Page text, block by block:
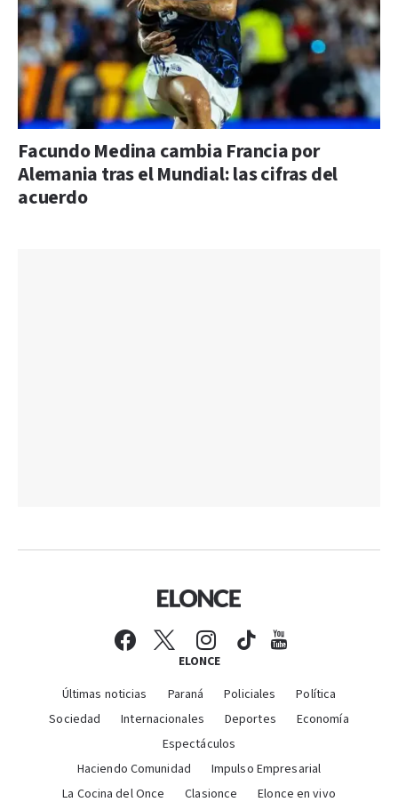
Facundo Medina cambia Francia por
Alemania tras el Mundial: las cifras del
acuerdo
ELONCE
Últimas noticias Paraná Policiales
Política
Sociedad
Internacionales Deportes
Economía
Espectáculos
Haciendo Comunidad
Impulso Empresarial
La Cocina del Once
Clasionce Elonce en vivo